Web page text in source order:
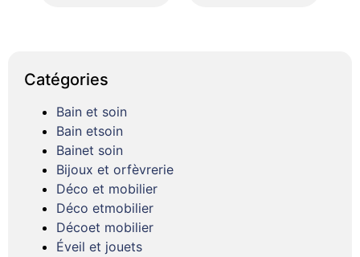
Catégories
Bain et soin
Bain etsoin
Bainet soin
Bijoux et orfèvrerie
Déco et mobilier
Déco etmobilier
Décoet mobilier
Éveil et jouets